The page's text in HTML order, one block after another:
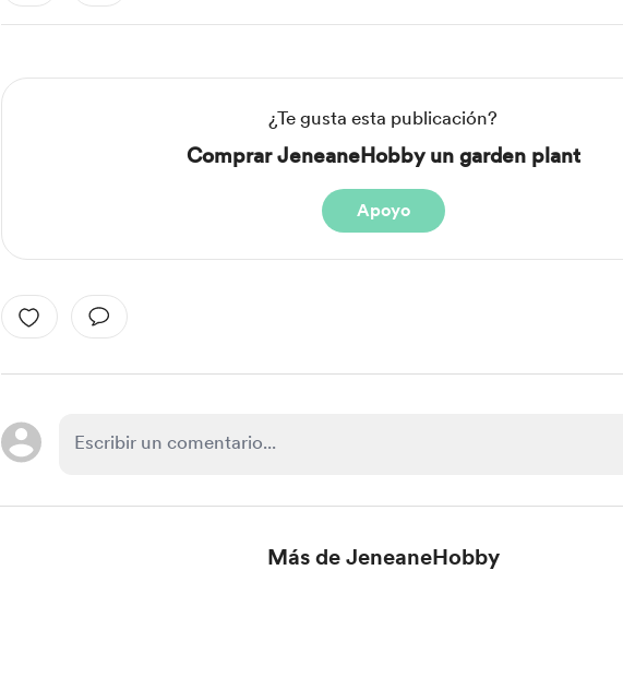
¿Te gusta esta publicación?
Comprar JeneaneHobby un garden plant
Apoyo
Más de JeneaneHobby